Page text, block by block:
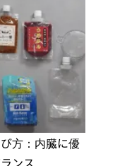
方：内臓に優
ンス